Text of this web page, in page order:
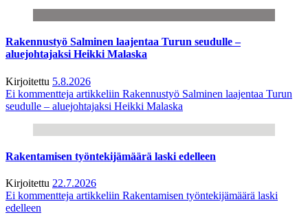
Rakennustyö Salminen laajentaa Turun seudulle –
aluejohtajaksi Heikki Malaska
Kirjoitettu 5.8.2026
Ei kommentteja artikkeliin Rakennustyö Salminen laajentaa Turun
seudulle – aluejohtajaksi Heikki Malaska
Rakentamisen työntekijämäärä laski edelleen
Kirjoitettu 22.7.2026
Ei kommentteja artikkeliin Rakentamisen työntekijämäärä laski
edelleen